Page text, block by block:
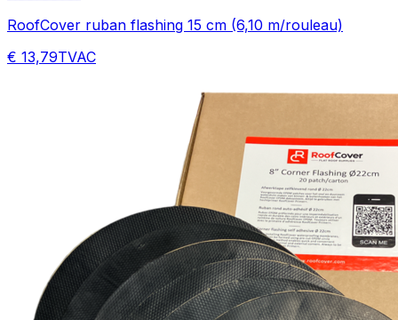
RoofCover ruban flashing 15 cm (6,10 m/rouleau)
€ 13,79TVAC